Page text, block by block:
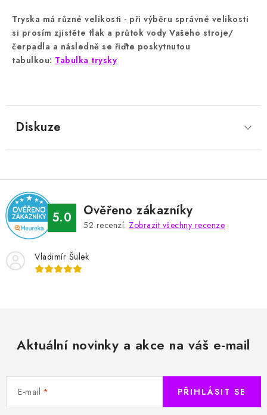
Tryska má různé velikosti - při výběru správné velikosti
si prosím zjistěte tlak a průtok vody Vašeho stroje/
čerpadla a následně se řiďte poskytnutou
tabulkou: Tabulka trysky
Diskuze
5.0 Ověřeno zákazníky
52 recenzí. Zobrazit všechny recenze
Vladimír Šulek
Aktuální novinky a akce na váš e-mail
E-mail PŘIHLÁSIT SE